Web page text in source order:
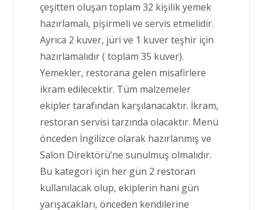
çeşitten oluşan toplam 32 kişilik yemek
hazırlamalı, pişirmeli ve servis etmelidir.
Ayrıca 2 kuver, jüri ve 1 kuver teşhir için
hazırlamalıdır ( toplam 35 kuver).
Yemekler, restorana gelen misafirlere
ikram edilecektir. Tüm malzemeler
ekipler tarafından karşılanacaktır. İkram,
restoran servisi tarzında olacaktır. Menü
önceden İngilizce olarak hazırlanmış ve
Salon Direktörü’ne sunulmuş olmalıdır.
Bu kategori için her gün 2 restoran
kullanılacak olup, ekiplerin hani gün
yarışacakları, önceden kendilerine